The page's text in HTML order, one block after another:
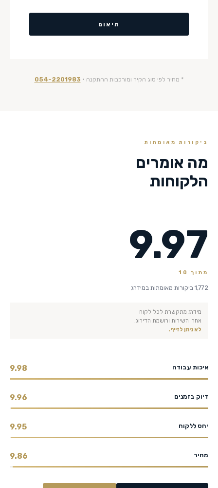
תיאום
* מחיר לפי סוג הקיר ומורכבות ההתקנה · 054-2201983
ביקורות מאומתות
מה אומרים
הלקוחות
9.97
מתוך 10
1,772 ביקורות מאומתות במידרג
מידרג מתקשרת לכל לקוח
אחרי השירות ורושמת הדירוג.
לא ניתן לזייף.
איכות עבודה 9.98
דיוק בזמנים 9.96
יחס ללקוח 9.95
מחיר 9.86